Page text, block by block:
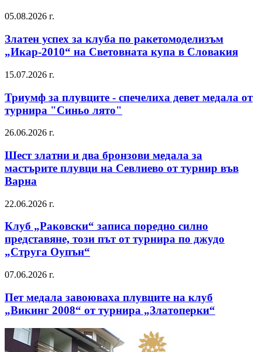
05.08.2026 г.
Златен успех за клуба по ракетомоделизъм
„Икар-2010“ на Световната купа в Словакия
15.07.2026 г.
Триумф за плувците - спечелиха девет медала от
турнира "Синьо лято"
26.06.2026 г.
Шест златни и два бронзови медала за
мастърите плувци на Севлиево от турнир във
Варна
22.06.2026 г.
Клуб „Раковски“ записа поредно силно
представяне, този път от турнира по джудо
„Струга Оупън“
07.06.2026 г.
Пет медала завоюваха плувците на клуб
„Викинг 2008“ от турнира „Златоперки“